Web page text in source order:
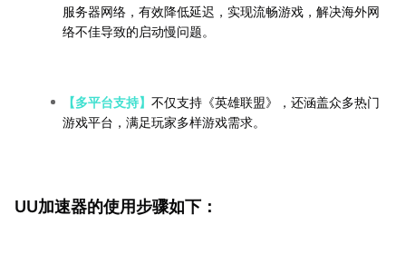
服务器网络，有效降低延迟，实现流畅游戏，解决海外网
络不佳导致的启动慢问题。
【多平台支持】 不仅支持《英雄联盟》，还涵盖众多热门
游戏平台，满足玩家多样游戏需求。
UU加速器的使用步骤如下：